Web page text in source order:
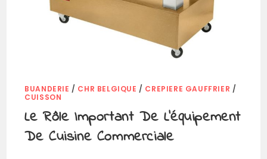
BUANDERIE / CHR BELGIQUE / CREPIERE GAUFFRIER /
CUISSON
Le Rôle Important De L’équipement
De Cuisine Commerciale